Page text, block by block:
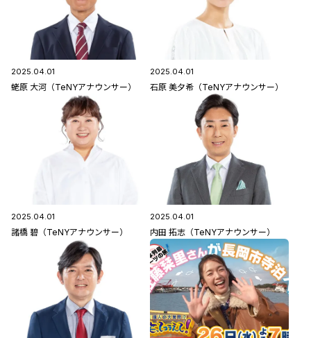
2025.04.01
蛯原 大河（TeNYアナウンサー）
2025.04.01
石原 美夕希（TeNYアナウンサー）
2025.04.01
諸橋 碧（TeNYアナウンサー）
2025.04.01
内田 拓志（TeNYアナウンサー）